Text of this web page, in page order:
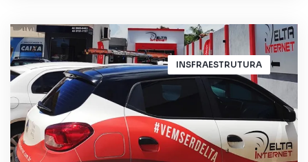
INSFRAESTRUTURA